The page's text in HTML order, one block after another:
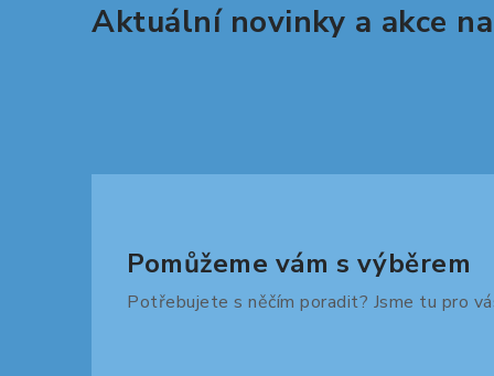
Aktuální novinky a akce
Pomůžeme vám s výběrem
Potřebujete s něčím poradit? Jsme tu pro